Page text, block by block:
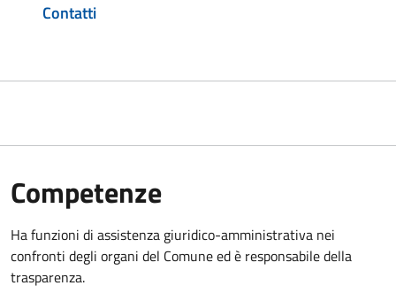
Contatti
Competenze
Ha funzioni di assistenza giuridico-amministrativa nei
confronti degli organi del Comune ed è responsabile della
trasparenza.